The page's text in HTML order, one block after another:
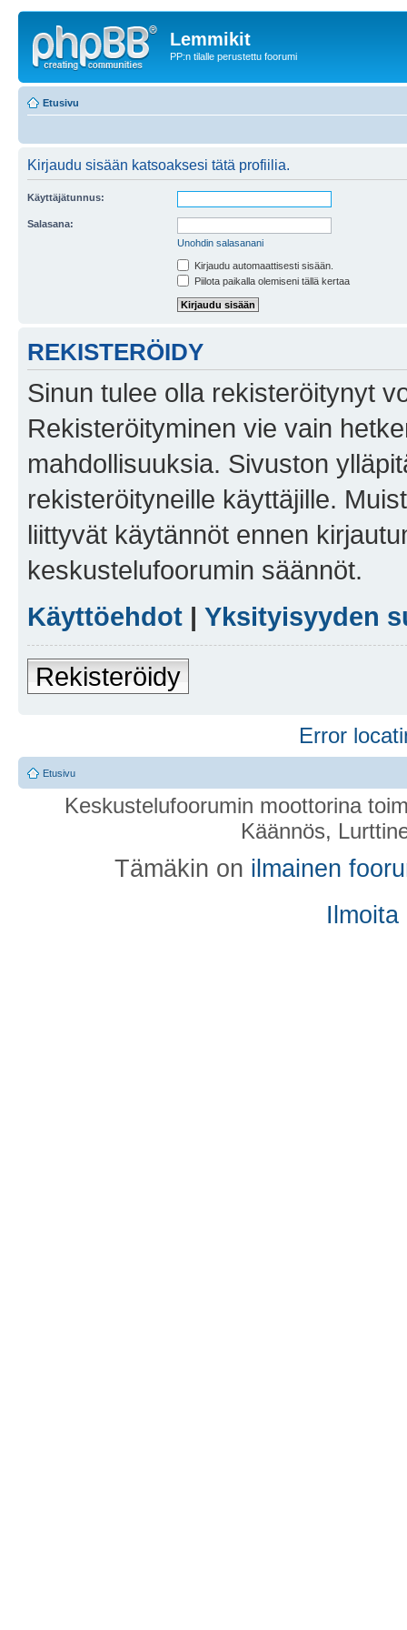
Lemmikit
PP:n tilalle perustettu foorumi
Etusivu
Kirjaudu sisään katsoaksesi tätä profiilia.
Käyttäjätunnus:
Salasana:
Unohdin salasanani
Kirjaudu automaattisesti sisään.
Piilota paikalla olemiseni tällä kertaa
REKISTERÖIDY
Sinun tulee olla rekisteröitynyt
Rekisteröityminen vie vain
mahdollisuuksia. Sivuston
rekisteröityneille käyttäjille.
liittyvät käytännöt ennen
keskustelufoorumin säännöt.
Käyttöehdot | Yksityisyyden
Rekisteröidy
Error
Etusivu
Keskustelufoorumin moottorina
Käännös,
Tämäkin on ilmainen